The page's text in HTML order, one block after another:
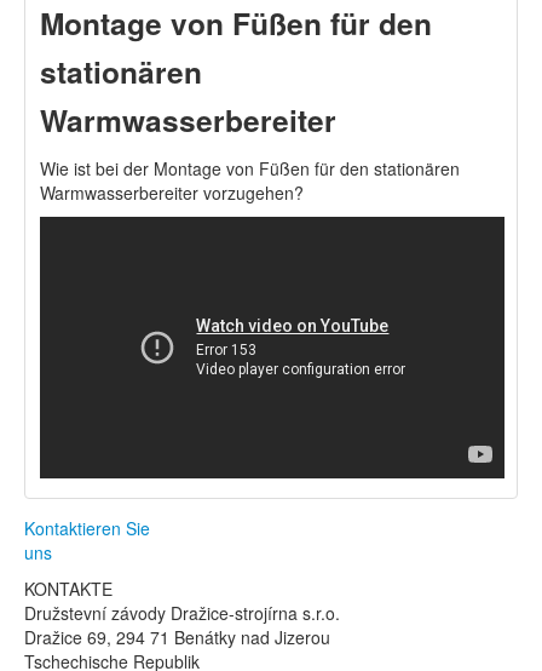
Montage von Füßen für den
stationären
Warmwasserbereiter
Wie ist bei der Montage von Füßen für den stationären
Warmwasserbereiter vorzugehen?
Kontaktieren Sie
uns
KONTAKTE
Družstevní závody Dražice-strojírna s.r.o.
Dražice 69, 294 71 Benátky nad Jizerou
Tschechische Republik